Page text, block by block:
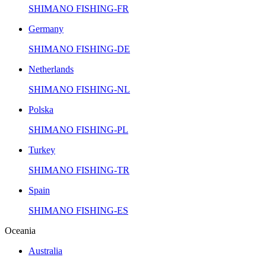
SHIMANO FISHING-FR
Germany
SHIMANO FISHING-DE
Netherlands
SHIMANO FISHING-NL
Polska
SHIMANO FISHING-PL
Turkey
SHIMANO FISHING-TR
Spain
SHIMANO FISHING-ES
Oceania
Australia